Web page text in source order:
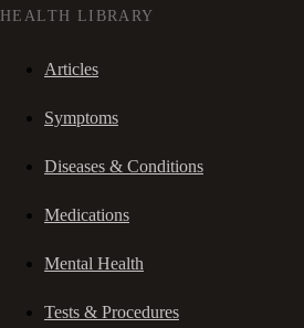
HEALTH LIBRARY
Articles
Symptoms
Diseases & Conditions
Medications
Mental Health
Tests & Procedures